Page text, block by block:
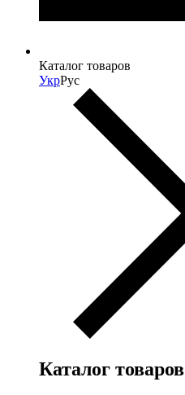
Каталог товаров
УкрРус
Каталог товаров